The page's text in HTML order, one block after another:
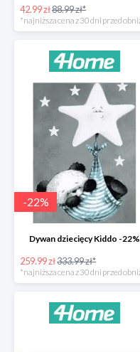
42.99 zł88.99 zł*
-22%
Dywan dziecięcy Kiddo -22%
259.99 zł333.99 zł*